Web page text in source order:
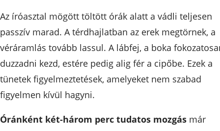
Az íróasztal mögött töltött órák alatt a vádli teljesen
passzív marad. A térdhajlatban az erek megtörnek, a
véráramlás tovább lassul. A lábfej, a boka
duzzadni kezd, estére pedig alig fér a cipőbe. Ezek a
tünetek figyelmeztetések, amelyeket nem szabad
figyelmen kívül hagyni.
Óránként két-három perc tudatos mozgás már